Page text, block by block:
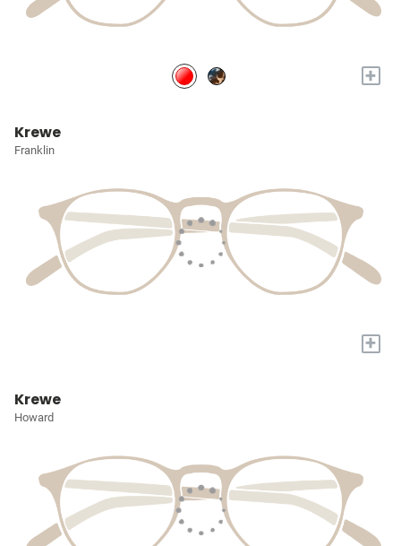
+
Krewe
Franklin
+
Krewe
Howard